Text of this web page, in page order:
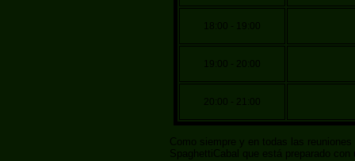
18:00 - 19:00
19:00 - 20:00
20:00 - 21:00
Como siempre y en todas las
SpaghettiCabal que está preparado